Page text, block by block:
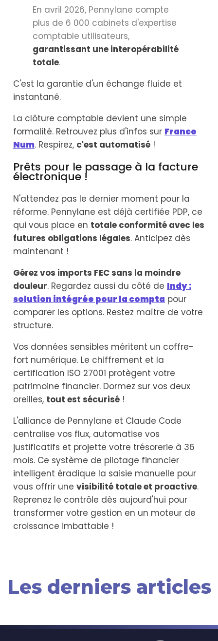
En avril 2026, Pennylane compte
plus de 6 000 cabinets d'expertise
comptable utilisateurs,
garantissant une interopérabilité
totale.
C'est la garantie d'un échange fluide et
instantané.
La clôture comptable devient une simple
formalité. Retrouvez plus d'infos sur France
Num. Respirez, c'est automatisé !
Prêts pour le passage à la facture
électronique !
N'attendez pas le dernier moment pour la
réforme. Pennylane est déjà certifiée PDP, ce
qui vous place en totale conformité avec les
futures obligations légales. Anticipez dès
maintenant !
Gérez vos imports FEC sans la moindre
douleur. Regardez aussi du côté de Indy :
solution intégrée pour la compta pour
comparer les options. Restez maître de votre
structure.
Vos données sensibles méritent un coffre-
fort numérique. Le chiffrement et la
certification ISO 27001 protègent votre
patrimoine financier. Dormez sur vos deux
oreilles, tout est sécurisé !
L'alliance de Pennylane et Claude Code
centralise vos flux, automatise vos
justificatifs et projette votre trésorerie à 36
mois. Ce système de pilotage financier
intelligent éradique la saisie manuelle pour
vous offrir une visibilité totale et proactive.
Reprenez le contrôle dès aujourd'hui pour
transformer votre gestion en un moteur de
croissance imbattable !
Les derniers articles